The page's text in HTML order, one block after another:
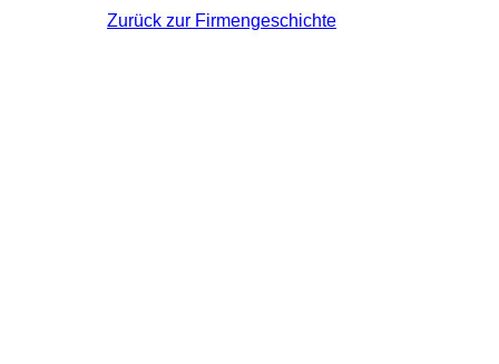
Zurück zur Firmengeschichte